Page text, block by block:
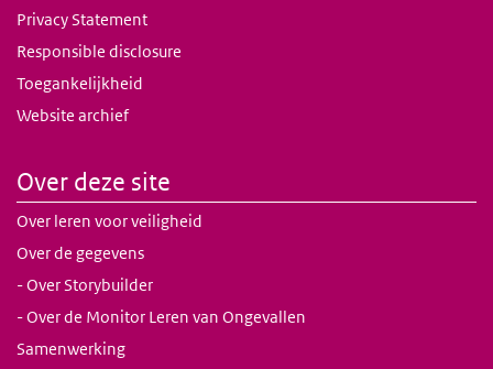
Privacy Statement
Responsible disclosure
Toegankelijkheid
Website archief
Over deze site
Over leren voor veiligheid
Over de gegevens
- Over Storybuilder
- Over de Monitor Leren van Ongevallen
Samenwerking